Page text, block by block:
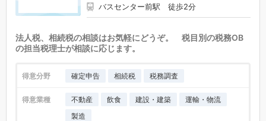
バスセンター前駅 徒歩2分
法人税、相続税の相談はお気軽にどうぞ。 税目別の税務OB
の担当税理士が相談に応じます。
得意分野 確定申告 相続税 税務調査
得意業種 不動産 飲食 建設・建築
運輸・物流
製造